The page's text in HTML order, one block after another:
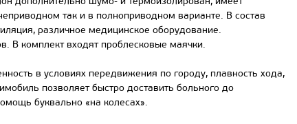
так и в полноприводном варианте. В состав
различное медицинское оборудование.
В комплект входят проблесковые маячки.
в условиях передвижения по городу, плавность хода,
позволяет быстро доставить больного до
буквально «на колесах».